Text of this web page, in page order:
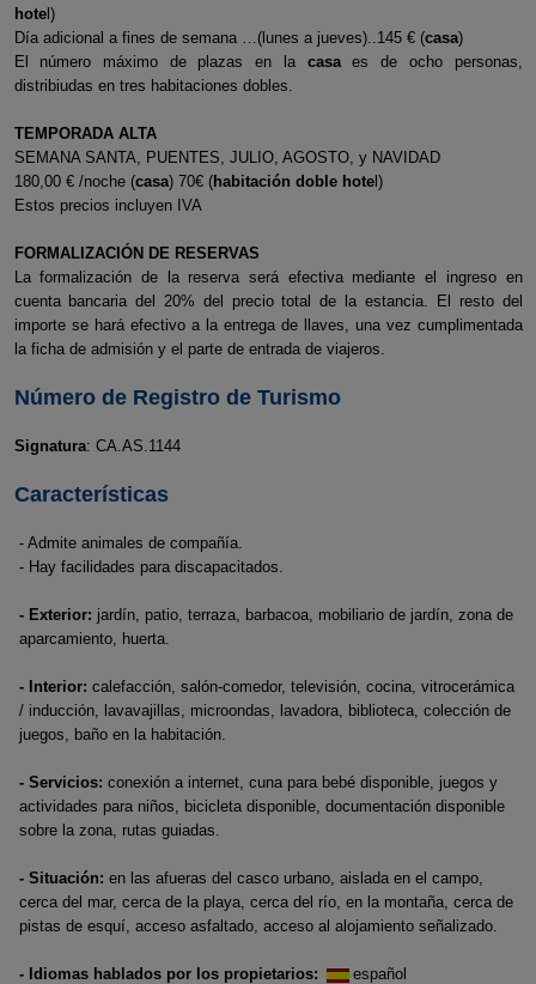
hotel)
Día adicional a fines de semana …(lunes a jueves)..145 € (casa)
El número máximo de plazas en la casaes de ocho personas,
distribiudas en tres habitaciones dobles.
TEMPORADA ALTA
SEMANA SANTA, PUENTES, JULIO, AGOSTO, y NAVIDAD
180,00 € /noche (casa) 70€ (habitación doble hotel)
Estos precios incluyen IVA
FORMALIZACIÓN DE RESERVAS
La formalización de la reserva será efectiva mediante el ingreso en
cuenta bancaria del 20% del precio total de la estancia. El resto del
importe se hará efectivo a la entrega de llaves, una vez cumplimentada
la ficha de admisión y el parte de entrada de viajeros.
Número de Registro de Turismo
Signatura: CA.AS.1144
Características
- Admite animales de compañía.
- Hay facilidades para discapacitados.
- Exterior: jardín, patio, terraza, barbacoa, mobiliario de jardín, zona de
aparcamiento, huerta.
- Interior: calefacción, salón-comedor, televisión, cocina, vitrocerámica
/ inducción, lavavajillas, microondas, lavadora, biblioteca, colección de
juegos, baño en la habitación.
- Servicios: conexión a internet, cuna para bebé disponible, juegos y
actividades para niños, bicicleta disponible, documentación disponible
sobre la zona, rutas guiadas.
- Situación: en las afueras del casco urbano, aislada en el campo,
cerca del mar, cerca de la playa, cerca del río, en la montaña, cerca de
pistas de esquí, acceso asfaltado, acceso al alojamiento señalizado.
- Idiomas hablados por los propietarios: español